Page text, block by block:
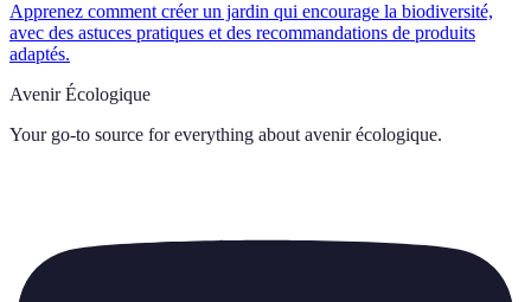
Apprenez comment créer un jardin qui encourage la biodiversité,
avec des astuces pratiques et des recommandations de produits
adaptés.
Avenir Écologique
Your go-to source for everything about avenir écologique.